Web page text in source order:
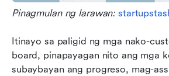
Pinagmulan ng larawan:
Itinayo sa paligid ng mga nako-
board, pinapayagan nito ang mga
subaybayan ang progreso, mag-